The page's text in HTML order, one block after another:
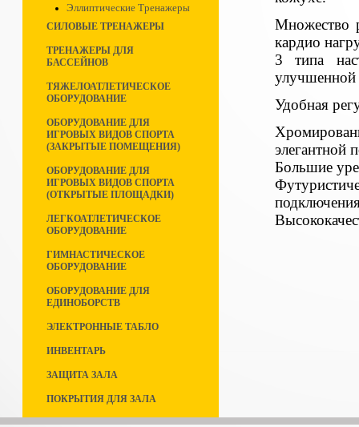
Эллиптические Тренажеры
СИЛОВЫЕ ТРЕНАЖЕРЫ
ТРЕНАЖЕРЫ ДЛЯ
БАССЕЙНОВ
ТЯЖЕЛОАТЛЕТИЧЕСКОЕ
ОБОРУДОВАНИЕ
ОБОРУДОВАНИЕ ДЛЯ
ИГРОВЫХ ВИДОВ СПОРТА
(ЗАКРЫТЫЕ ПОМЕЩЕНИЯ)
ОБОРУДОВАНИЕ ДЛЯ
ИГРОВЫХ ВИДОВ СПОРТА
(ОТКРЫТЫЕ ПЛОЩАДКИ)
ЛЕГКОАТЛЕТИЧЕСКОЕ
ОБОРУДОВАНИЕ
ГИМНАСТИЧЕСКОЕ
ОБОРУДОВАНИЕ
ОБОРУДОВАНИЕ ДЛЯ
ЕДИНОБОРСТВ
ЭЛЕКТРОННЫЕ ТАБЛО
ИНВЕНТАРЬ
ЗАЩИТА ЗАЛА
ПОКРЫТИЯ ДЛЯ ЗАЛА
Множество
кардио
3 типа
улучшенной
Удобная
элегантной
Большие